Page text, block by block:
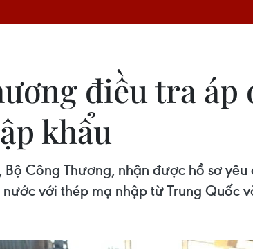
điều tra
khẩu
Công Thương, nhận được hồ sơ
với thép mạ nhập từ Trung Quốc